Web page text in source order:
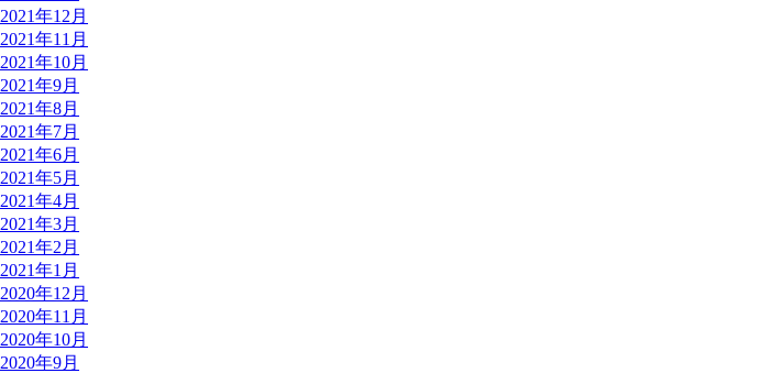
2021年12月
2021年11月
2021年10月
2021年9月
2021年8月
2021年7月
2021年6月
2021年5月
2021年4月
2021年3月
2021年2月
2021年1月
2020年12月
2020年11月
2020年10月
2020年9月